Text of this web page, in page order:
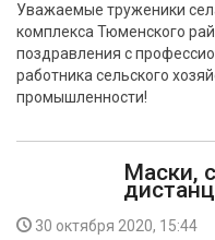
Уважаемые труженики
комплекса Тюменского
поздравления с
работника сельского
промышленности!
Маски,
30 октября 2020, 15:44